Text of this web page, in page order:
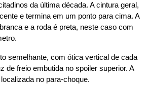
da última década. A cintura geral,
e termina em um ponto para cima. A
e a roda é preta, neste caso com
semelhante, com ótica vertical de cada
de freio embutida no spoiler superior. A
no para-choque.